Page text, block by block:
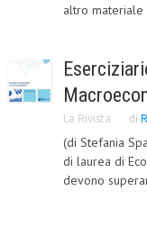
OBIETTIVI
DIREZIONE
ALTA
CORSI
ARCHIVIO
altro materiale
La Rivista di
(di Stefania
di laurea di
devono